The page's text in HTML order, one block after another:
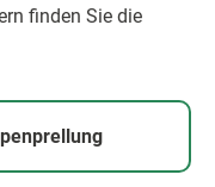
finden Sie die